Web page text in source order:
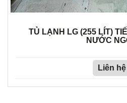
TỦ LẠNH LG (255 LÍT)
NƯỚC
Liên hệ